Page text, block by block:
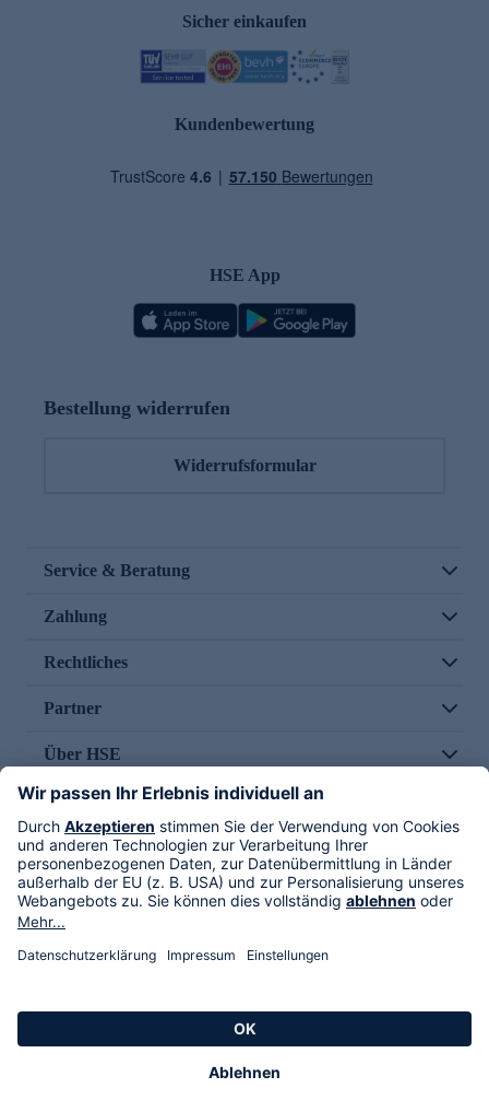
Sicher einkaufen
Kundenbewertung
HSE App
Bestellung widerrufen
Widerrufsformular
Service & Beratung
Zahlung
Rechtliches
Partner
Über HSE
Im TV
HSE International